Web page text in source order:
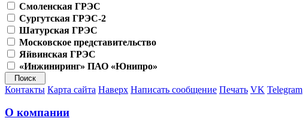
Смоленская ГРЭС
Сургутская ГРЭС-2
Шатурская ГРЭС
Московское представительство
Яйвинская ГРЭС
«Инжиниринг» ПАО «Юнипро»
Контакты Карта сайта Наверх Написать сообщение Печать VK Telegram
О компании